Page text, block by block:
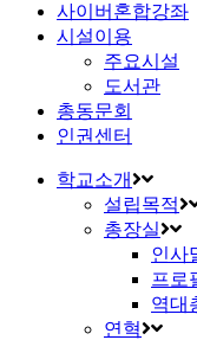
사이버혼합강좌
시설이용
주요시설
도서관
총동문회
인권센터
학교소개
설립목적
총장실
인사
프로
역대
연혁